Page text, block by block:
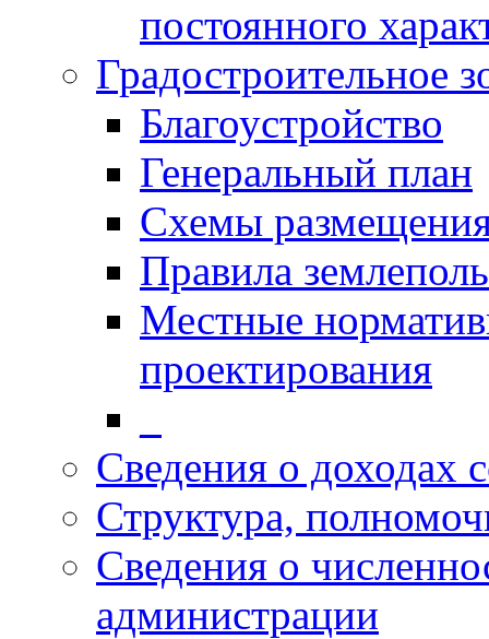
постоянного
Градостроительное
Благоустройство
Генеральный план
Схемы
Правила
Местные
проектирования
Сведения о доходах
Структура,
Сведения о
администрации